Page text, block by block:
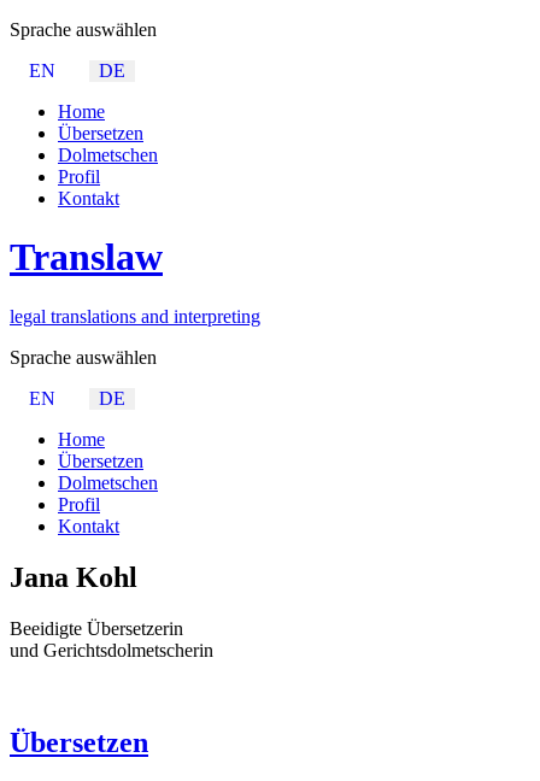
Sprache auswählen
EN
DE
Home
Übersetzen
Dolmetschen
Profil
Kontakt
Translaw
legal translations and interpreting
Sprache auswählen
EN
DE
Home
Übersetzen
Dolmetschen
Profil
Kontakt
Jana Kohl
Beeidigte Übersetzerin
und Gerichtsdolmetscherin
Übersetzen